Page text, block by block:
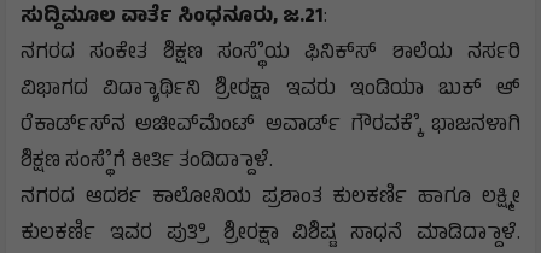
ಸುದ್ದಿಮೂಲ ವಾರ್ತೆ ಸಿಂಧನೂರು, ಜ.21:
ನಗರದ ಸಂಕೇತ ಶಿಕ್ಷಣ ಸಂಸ್ಥೆೆಯ ಫಿನಿಕ್‌ಸ್‌ ಶಾಲೆಯ ನರ್ಸರಿ
ವಿಭಾಗದ ವಿದ್ಯಾಾರ್ಥಿನಿ ಶ್ರೀರಕ್ಷಾ ಇವರು ಇಂಡಿಯಾ ಬುಕ್ ಆ್
ರೆಕಾರ್ಡ್‌ಸ್‌‌ನ ಅಚೀವ್‌ಮೆಂಟ್ ಅವಾರ್ಡ್ ಗೌರವಕ್ಕೆೆ ಭಾಜನಳಾಗಿ
ಶಿಕ್ಷಣ ಸಂಸ್ಥೆೆಗೆ ಕೀರ್ತಿ ತಂದಿದ್ದಾಾಳೆ.
ನಗರದ ಆದರ್ಶ ಕಾಲೋನಿಯ ಪ್ರಶಾಂತ ಕುಲಕರ್ಣಿ ಹಾಗೂ ಲಕ್ಷ್ಮೀ
ಕುಲಕರ್ಣಿ ಇವರ ಪುತ್ರಿಿ ಶ್ರೀರಕ್ಷಾ ವಿಶಿಷ್ಟ ಸಾಧನೆ ಮಾಡಿದ್ದಾಾಳೆ.